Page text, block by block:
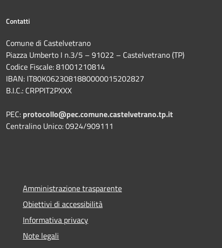
Contatti
Comune di Castelvetrano
Piazza Umberto I n.3/5 – 91022 – Castelvetrano (TP)
Codice Fiscale: 81001210814
IBAN: IT80K0623081880000015202827
B.I.C.: CRPPIT2PXXX
PEC: protocollo@pec.comune.castelvetrano.tp.it
Centralino Unico: 0924/909111
Amministrazione trasparente
Obiettivi di accessibilità
Informativa privacy
Note legali